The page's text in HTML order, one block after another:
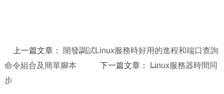
上一篇文章：
開發調試Linux服務時好用的進程和端口查詢
命令組合及簡單腳本
下一篇文章：
Linux服務器時間同
步